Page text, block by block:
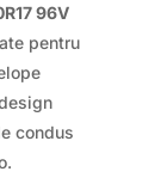
96V
pentru
condus